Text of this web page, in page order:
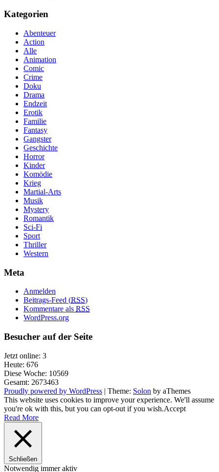
Kategorien
Abenteuer
Action
Alle
Animation
Comic
Crime
Doku
Drama
Endzeit
Erotik
Familie
Fantasy
Gangster
Geschichte
Horror
Kinder
Komödie
Krieg
Martial-Arts
Musik
Mystery
Romantik
Sci-Fi
Sport
Thriller
Western
Meta
Anmelden
Beitrags-Feed (RSS)
Kommentare als RSS
WordPress.org
Besucher auf der Seite
Jetzt online: 3
Heute: 676
Diese Woche: 10569
Gesamt: 2673463
Proudly powered by WordPress | Theme: Solon by aThemes
This website uses cookies to improve your experience. We'll assume
you're ok with this, but you can opt-out if you wish.Accept
Read More
Schließen
Notwendig immer aktiv